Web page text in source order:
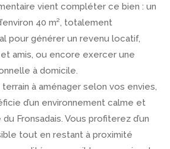
vient compléter ce bien : un
40 m², totalement
pour générer un revenu locatif,
amis, ou encore exercer une
à domicile.
à aménager selon vos envies,
d’un environnement calme et
Fronsadais. Vous profiterez d’un
tout en restant à proximité